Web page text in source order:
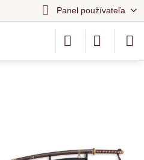
Panel používateľa